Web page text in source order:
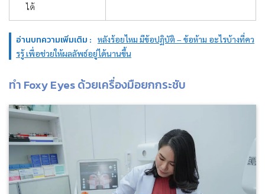
ได้
อ่านบทความเพิ่มเติม :
หลังร้อยไหม มีข้อปฏิบัติ – ข้อห้าม อะไรบ้างที่คว
รรู้ เพื่อช่วยให้ผลลัพธ์อยู่ได้นานขึ้น
ทำ Foxy Eyes ด้วยเครื่องมือยกกระชับ